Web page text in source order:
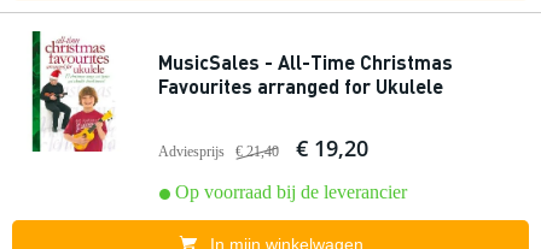
MusicSales - All-Time Christmas
Favourites arranged for Ukulele
Adviesprijs € 21,40 € 19,20
Op voorraad bij de leverancier
In mijn winkelwagen